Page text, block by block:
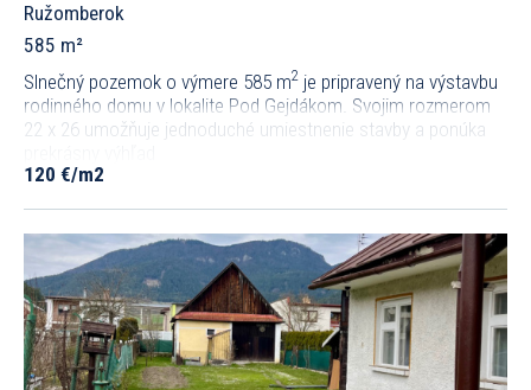
Ružomberok
585 m²
Slnečný pozemok o výmere 585 m2 je pripravený na výstavbu
rodinného domu v lokalite Pod Gejdákom. Svojim rozmerom
22 x 26 umožňuje jednoduché umiestnenie stavby a ponúka
120 €/m2